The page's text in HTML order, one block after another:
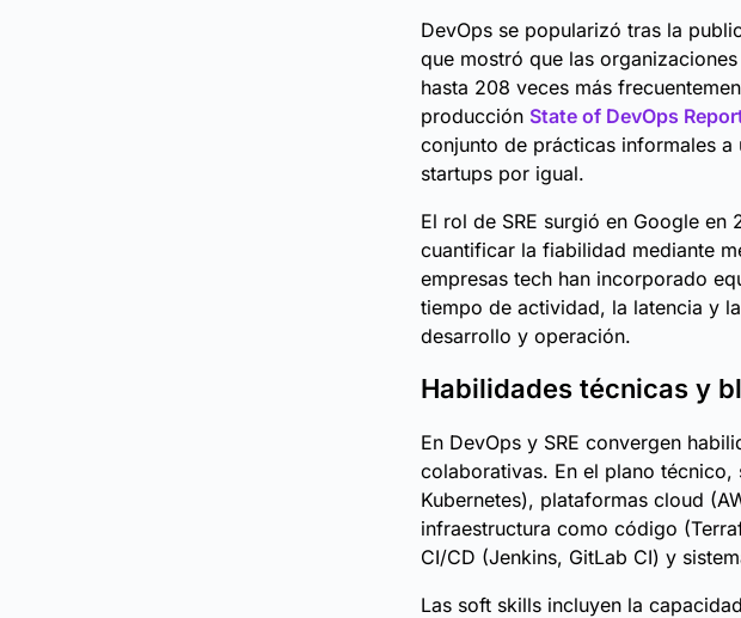
DevOps se popularizó tras la
que mostró que las
hasta 208 veces más
producción State of DevOps
conjunto de prácticas informales
startups por igual.
El rol de SRE surgió en Google
cuantificar la fiabilidad mediante
empresas tech han incorporado
tiempo de actividad, la latencia y
desarrollo y operación.
Habilidades técnicas y
En DevOps y SRE convergen
colaborativas. En el plano
Kubernetes), plataformas cloud
infraestructura como código
CI/CD (Jenkins, GitLab CI) y
Las soft skills incluyen la